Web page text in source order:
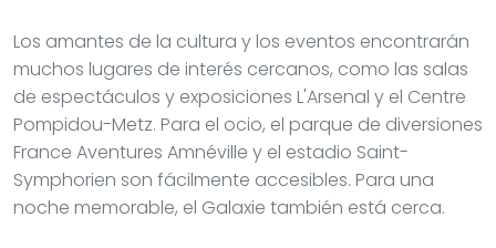
Los amantes de la cultura y los eventos encontrarán
muchos lugares de interés cercanos, como las salas
de espectáculos y exposiciones L'Arsenal y el Centre
Pompidou-Metz. Para el ocio, el parque de diversiones
France Aventures Amnéville y el estadio Saint-
Symphorien son fácilmente accesibles. Para una
noche memorable, el Galaxie también está cerca.